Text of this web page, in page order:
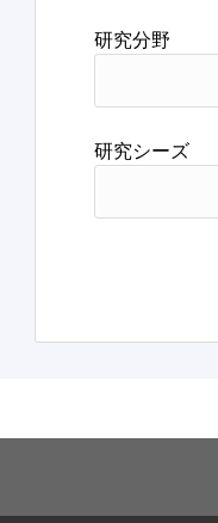
研究分野
研究シーズ